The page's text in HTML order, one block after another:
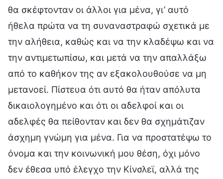
θα σκέφτονταν οι άλλοι για μένα, γι’ αυτό
ήθελα πρώτα να τη συναναστραφώ σχετικά με
την αλήθεια, καθώς και να την κλαδέψω και να
την αντιμετωπίσω, και μετά να την απαλλάξω
από το καθήκον της αν εξακολουθούσε να μη
μετανοεί. Πίστευα ότι αυτό θα ήταν απόλυτα
δικαιολογημένο και ότι οι αδελφοί και οι
αδελφές θα πείθονταν και δεν θα σχημάτιζαν
άσχημη γνώμη για μένα. Για να προστατέψω το
όνομα και την κοινωνική μου θέση, όχι μόνο
δεν έθεσα υπό έλεγχο την Κίνσλεϊ, αλλά της